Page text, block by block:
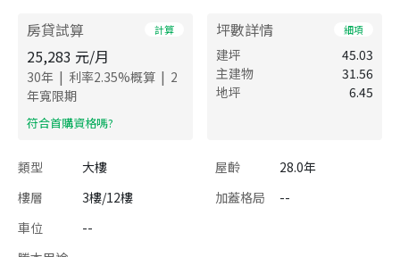
房貸試算 計算
25,283 元/月
30年 | 利率2.35%概算 | 2
年寬限期
​符合首購資格嗎?
坪數詳情 細項
建坪
45.03
主建物
31.56
地坪
6.45
類型 大樓 屋齡
28.0年
樓層
3樓/12樓 加蓋格局
--
車位
--